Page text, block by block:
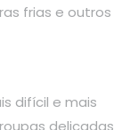
frias e outros
difícil e mais
delicadas